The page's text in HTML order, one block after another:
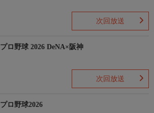
次回放送
プロ野球 2026 DeNA×阪神
次回放送
プロ野球2026